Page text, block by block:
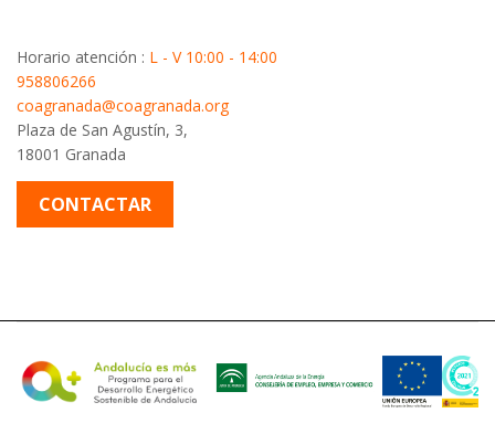
Horario atención : L - V 10:00 - 14:00
958806266
coagranada@coagranada.org
Plaza de San Agustín, 3,
18001 Granada
CONTACTAR